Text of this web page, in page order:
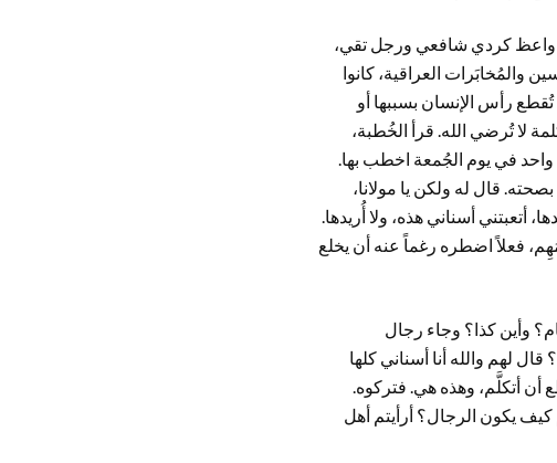
واعظ كردي شافعي ورجل تقي،
والمُخابَرات العراقية، كانوا
تُقطع رأس الإنسان بسببها أو
لا تُرضي الله. قرأ الخُطبة،
في يوم الجُمعة اخطب بها.
قال له ولكن يا مولانا،
أتعبتني أسناني هذه، ولا أُريدها.
فعلاً اضطره رغماً عنه أن يخلع
وأين كذا؟ وجاء رجال
لهم والله أنا أسناني كلها
أتكلَّم، وهذه هي. فتركوه.
يكون الرجال؟ أرأيتم أهل